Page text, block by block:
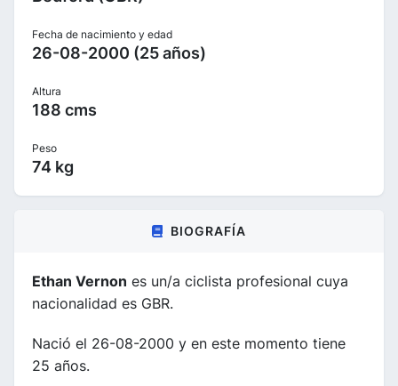
Fecha de nacimiento y edad
26-08-2000 (25 años)
Altura
188 cms
Peso
74 kg
BIOGRAFÍA
Ethan Vernon es un/a ciclista profesional cuya
nacionalidad es GBR.
Nació el 26-08-2000 y en este momento tiene
25 años.